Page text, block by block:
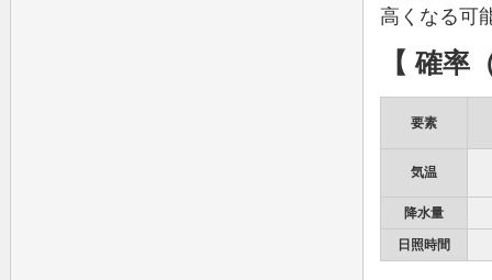
高くなる可
【 確率
要素
気温
降水量
日照時間